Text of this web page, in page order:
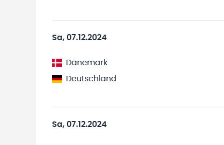
Sa, 07.12.2024
Dänemark
Deutschland
Sa, 07.12.2024